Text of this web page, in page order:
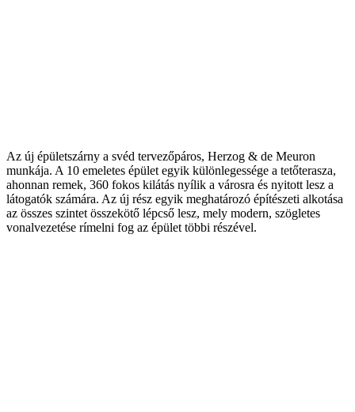
Az új épületszárny a svéd tervezőpáros, Herzog & de Meuron
munkája. A 10 emeletes épület egyik különlegessége a tetőterasza,
ahonnan remek, 360 fokos kilátás nyílik a városra és nyitott lesz a
látogatók számára. Az új rész egyik meghatározó építészeti alkotása
az összes szintet összekötő lépcső lesz, mely modern, szögletes
vonalvezetése rímelni fog az épület többi részével.